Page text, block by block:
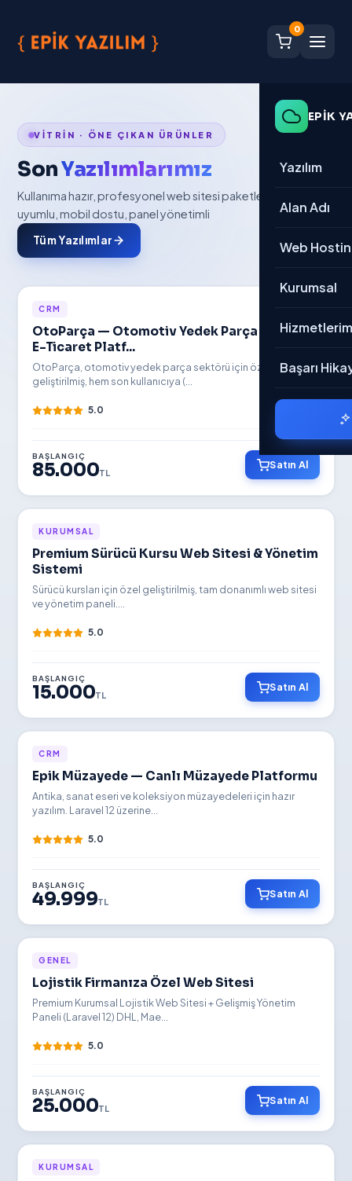
0
EPİK
Yazılım
→ Tümü
E-Ticaret
Nakliyat
Alan Adı
Web
Kurumsal
→ Tümü
Hakkımızda
Belgelerimiz
Referanslar
Bloglar
Kariyer
Ödeme
Banka
Başarı
VİTRİN · ÖNE ÇIKAN ÜRÜNLER
SonYazılımlarımız
Kullanıma hazır, profesyonel web sitesi paketleri · SEO
uyumlu, mobil dostu, panel yönetimli
Tüm Yazılımlar
CRM
OtoParça — Otomotiv Yedek Parça B2B/B2C
E-Ticaret Platf...
OtoParça, otomotiv yedek parça sektörü için özel
geliştirilmiş, hem son kullanıcıya (...
5.0
BAŞLANGIÇ
85.000TL
Satın Al
YENİ
KURUMSAL
Premium Sürücü Kursu Web Sitesi & Yönetim
Sistemi
Sürücü kursları için özel geliştirilmiş, tam donanımlı web sitesi
ve yönetim paneli....
5.0
BAŞLANGIÇ
15.000TL
Satın Al
YENİ
CRM
Epik Müzayede — Canlı Müzayede Platformu
Antika, sanat eseri ve koleksiyon müzayedeleri için hazır
yazılım. Laravel 12 üzerine...
5.0
BAŞLANGIÇ
49.999TL
Satın Al
YENİ
GENEL
Lojistik Firmanıza Özel Web Sitesi
Premium Kurumsal Lojistik Web Sitesi + Gelişmiş Yönetim
Paneli (Laravel 12) DHL, Mae...
5.0
BAŞLANGIÇ
25.000TL
Satın Al
İNDİRİMLİ
KURUMSAL